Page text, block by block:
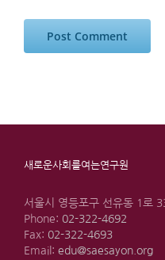
새로운사회를여는연구원
서울시 영등포구 선유동 1로
Phone: 02-322-4692
Fax: 02-322-4693
Email: edu@saesayon.org